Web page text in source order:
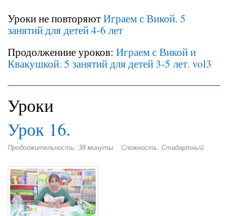
Уроки не повторяютИграем с Викой. 5
занятий для детей 4-6 лет
Продолжениие уроков: Играем с Викой и
Квакушкой. 5 занятий для детей 3-5 лет. vol3
Уроки
Урок 16.
Продолжительность: 38 минуты Сложность: Стадартный